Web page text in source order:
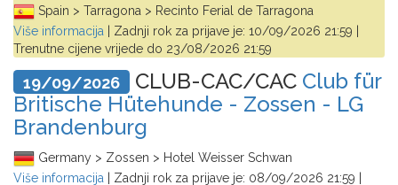
Spain > Tarragona > Recinto Ferial de Tarragona
Više informacija
| Zadnji rok za prijave je: 10/09/2026 21:59
Trenutne cijene vrijede do 23/08/2026 21:59
19/09/2026 CLUB-CAC/CAC Club für
Britische Hütehunde - Zossen - LG
Brandenburg
Germany > Zossen > Hotel Weisser Schwan
Više informacija
| Zadnji rok za prijave je: 08/09/2026 21:59